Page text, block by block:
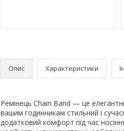
Опис Характеристики
Ремінець Chain Band — це
вашим годинникам стильний і
додатковий комфорт під час